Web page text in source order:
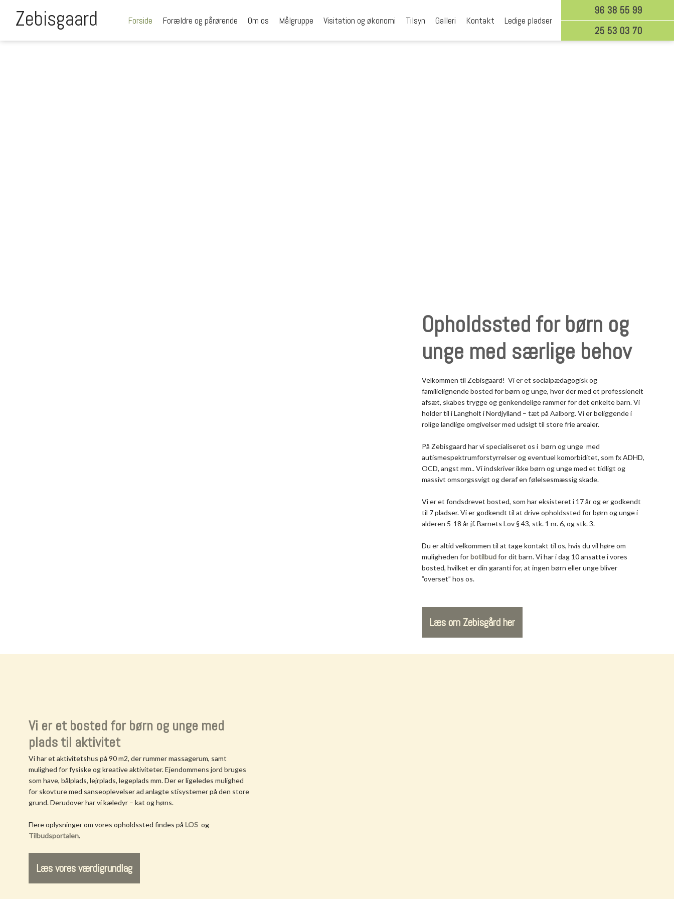
Zebisgaard​ Forside Forældre og pårørende Om os Målgruppe Visitation og økonomi Tilsyn Galleri Kontakt Ledige pladser
​​​96 38 55 99
25 53 03 70
Opholdssted for børn og
unge med særlige behov
Velkommen til Zebisgaard! Vi er et socialpædagogisk og
familielignende bosted for børn og unge, hvor der med et professionelt
afsæt, skabes trygge og genkendelige rammer for det enkelte barn. Vi
holder til i Langholt i Nordjylland – tæt på Aalborg. Vi er beliggende i
rolige landlige omgivelser med udsigt til store frie arealer.
På Zebisgaard har vi specialiseret os i børn og unge med
autismespektrumforstyrrelser og eventuel komorbiditet, som fx ADHD,
OCD, angst mm.. Vi indskriver ikke børn og unge med et tidligt og
massivt omsorgssvigt og deraf en følelsesmæssig skade.
Vi er et fondsdrevet bosted, som har eksisteret i 17 år og er godkendt
til 7 pladser. Vi er godkendt til at drive opholdssted for børn og unge i
alderen 5-18 år jf. Barnets Lov § 43, stk. 1 nr. 6, og stk. 3.
Du er altid velkommen til at tage kontakt til os, hvis du vil høre om
muligheden forbotilbudfor dit barn. Vi har i dag 10 ansatte i vores
bosted, hvilket er din garanti for, at ingen børn eller unge bliver
”overset” hos os.
Læs om Zebisgård her​
Vi er et bosted for børn og unge med
plads til aktivitet
Vi har et aktivitetshus på 90 m2, der rummer massagerum, samt
mulighed for fysiske og kreative aktiviteter. Ejendommens jord bruges
som have, bålplads, lejrplads, legeplads mm. Der er ligeledes mulighed
for skovture med sanseoplevelser ad anlagte stisystemer på den store
grund. Derudover har vi kæledyr – kat og høns.
Flere oplysninger om vores opholdssted findes påLOS og
Tilbudsportalen.
Læs vores værdigrundlag